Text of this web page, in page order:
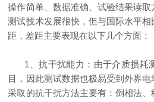
操作简单、数据准确、试验结果读
测试技术发展很快，但与国际水平
距，差距主要表现在以下几个方面：
1
、抗干扰能力：由于介质损
目，因此测试数据也极易受到外界
采取的抗干扰方法主要有：倒相法